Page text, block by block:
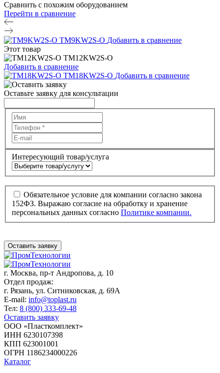
Сравнить с похожим оборудованием
Перейти в сравнение
TM9KW2S-O Добавить в сравнение
Этот товар
TM12KW2S-O
Добавить в сравнение
TM18KW2S-O Добавить в сравнение
Оставьте заявку для консультации
Интересующий товар/услуга
Обязательное условие для компании согласно закона
152ФЗ. Выражаю согласие на обработку и хранение
персональных данных согласно Политике компании.
Оставить заявку
г. Москва, пр-т Андропова, д. 10
Отдел продаж:
г. Рязань, ул. Ситниковская, д. 69А
E-mail: info@toplast.ru
Тел: 8 (800) 333-69-48
Оставить заявку
ООО «Пласткомплект»
ИНН 6230107398
КПП 623001001
ОГРН 1186234000226
Каталог